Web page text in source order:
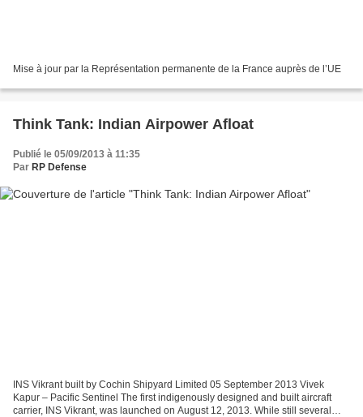
Mise à jour par la Représentation permanente de la France auprès de l’UE
Think Tank: Indian Airpower Afloat
Publié le 05/09/2013 à 11:35
Par RP Defense
INS Vikrant built by Cochin Shipyard Limited 05 September 2013 Vivek
Kapur – Pacific Sentinel The first indigenously designed and built aircraft
carrier, INS Vikrant, was launched on August 12, 2013. While still several